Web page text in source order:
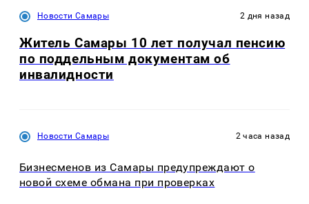
Новости Самары 2 дня назад
Житель Самары 10 лет получал пенсию
по поддельным документам об
инвалидности
Новости Самары 2 часа назад
Бизнесменов из Самары предупреждают о
новой схеме обмана при проверках